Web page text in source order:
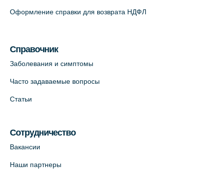
+7 (812) 660-73-69
На карте
На карте
Лабораторный терминал на
Оформление справки для возврата НДФЛ
Справочник
Заболевания и симптомы
Часто задаваемые вопросы
Статьи
Сотрудничество
Вакансии
Наши партнеры